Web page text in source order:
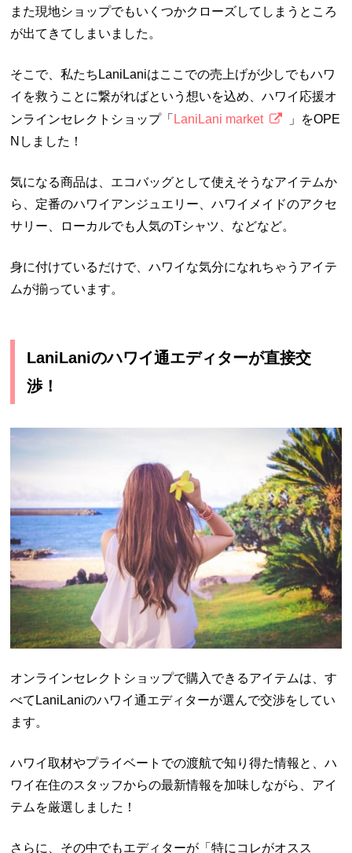
また現地ショップでもいくつかクローズしてしまうところ
が出てきてしまいました。
そこで、私たちLaniLaniはここでの売上げが少しでもハワ
イを救うことに繋がればという想いを込め、ハワイ応援オ
ンラインセレクトショップ「 LaniLani market
」をOPE
Nしました！
気になる商品は、エコバッグとして使えそうなアイテムか
ら、定番のハワイアンジュエリー、ハワイメイドのアクセ
サリー、ローカルでも人気のTシャツ、などなど。
身に付けているだけで、ハワイな気分になれちゃうアイテ
ムが揃っています。
LaniLaniのハワイ通エディターが直接交
渉！
オンラインセレクトショップで購入できるアイテムは、す
べてLaniLaniのハワイ通エディターが選んで交渉をしてい
ます。
ハワイ取材やプライベートでの渡航で知り得た情報と、ハ
ワイ在住のスタッフからの最新情報を加味しながら、アイ
テムを厳選しました！
さらに、その中でもエディターが「特にコレがオスス